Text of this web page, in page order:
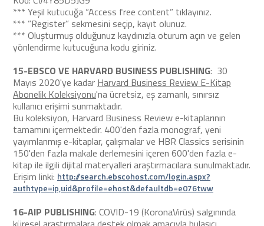
*** Yeşil kutucuğa “Access free content” tıklayınız.
*** ”Register” sekmesini seçip, kayıt olunuz.
*** Oluşturmuş olduğunuz kaydınızla oturum açın ve gelen
yönlendirme kutucuğuna kodu giriniz.
15-EBSCO VE HARVARD BUSINESS PUBLISHING: 30
Mayıs 2020'ye kadar Harvard Business Review E-Kitap
Abonelik Koleksiyonu'na ücretsiz, eş zamanlı, sınırsız
kullanıcı erişimi sunmaktadır.
Bu koleksiyon, Harvard Business Review e-kitaplarının
tamamını içermektedir. 400'den fazla monograf, yeni
yayımlanmış e-kitaplar, çalışmalar ve HBR Classics serisinin
150'den fazla makale derlemesini içeren 600'den fazla e-
kitap ile ilgili dijital materyalleri araştırmacılara sunulmaktadır.
Erişim linki: http://search.ebscohost.com/login.aspx?
authtype=ip,uid&profile=ehost&defaultdb=e076tww
16-AIP PUBLISHING: COVID-19 (KoronaVirüs) salgınında